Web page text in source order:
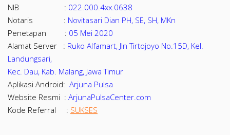
NIB : 022.000.4xx.0638
Notaris : Novitasari Dian PH, SE, SH, MKn
Penetapan : 05 Mei 2020
Alamat Server : Ruko Alfamart, Jln Tirtojoyo No.15D, Kel.
Landungsari,
Kec. Dau, Kab. Malang, Jawa Timur
Aplikasi Android: Arjuna Pulsa
Website Resmi : ArjunaPulsaCenter.com
Kode Referral : SUKSES